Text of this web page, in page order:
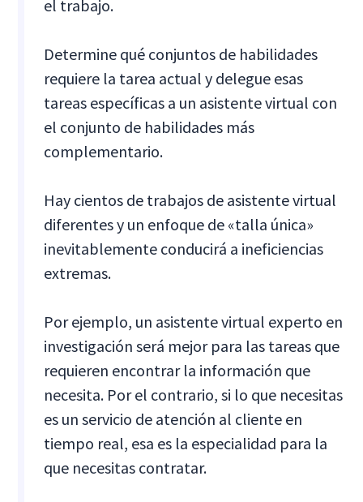
el trabajo.
Determine qué conjuntos de habilidades
requiere la tarea actual y delegue esas
tareas específicas a un asistente virtual con
el conjunto de habilidades más
complementario.
Hay cientos de trabajos de asistente virtual
diferentes y un enfoque de «talla única»
inevitablemente conducirá a ineficiencias
extremas.
Por ejemplo, un asistente virtual experto en
investigación será mejor para las tareas que
requieren encontrar la información que
necesita. Por el contrario, si lo que necesitas
es un servicio de atención al cliente en
tiempo real, esa es la especialidad para la
que necesitas contratar.